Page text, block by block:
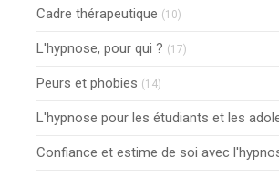
Cadre thérapeutique (10)
L'hypnose, pour qui ? (17)
Peurs et phobies (14)
L'hypnose pour les étudiants et les
Confiance et estime de soi avec